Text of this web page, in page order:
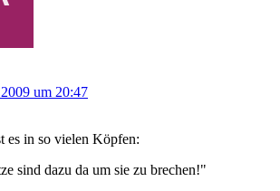
um 20:47
es in so vielen Köpfen:
sind dazu da um sie zu brechen!"